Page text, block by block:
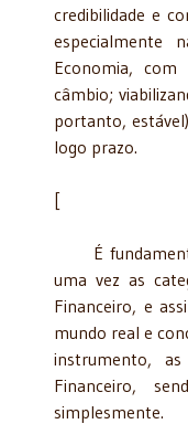
credibilidade e
especialmente
Economia,
câmbio;
portanto,
logo prazo.
[
É
uma vez as
Financeiro, e
mundo real e
instrumento,
Financeiro,
simplesmente.